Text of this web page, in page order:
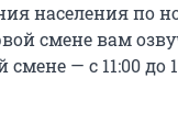
населения по
смене вам
смене — с 11:00 до